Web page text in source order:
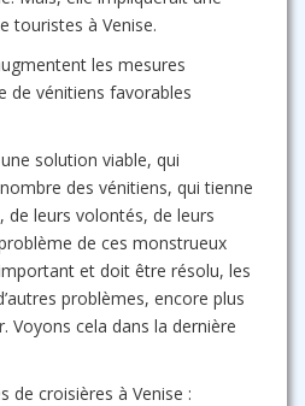
touristes à Venise.
les mesures
de vénitiens favorables
solution viable, qui
des vénitiens, qui tienne
de leurs volontés, de leurs
de ces monstrueux
et doit être résolu, les
problèmes, encore plus
Voyons cela dans la dernière
de croisières à Venise :